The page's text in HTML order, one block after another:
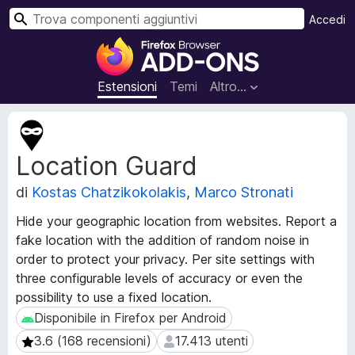
C
o
m
p
e
t
i
a
g
g
i
u
n
t
Estensioni Temi Altro…
Accedi
C
Location Guard
di Kostas Chatzikokolakis, Marco Stronati
Hide your geographic location from websites. Report a
fake location with the addition of random noise in
order to protect your privacy. Per site settings with
three configurable levels of accuracy or even the
possibility to use a fixed location.
Disponibile in Firefox per Android
Disponibile in Firefox per Android
3.6 (168 recensioni)
3.6 (168 recensioni) 17.413 utenti
17.413 utenti
M
e
t
a
d
t
i
e
s
t
e
n
s